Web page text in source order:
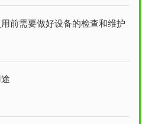
前需要做好设备的检查和维护